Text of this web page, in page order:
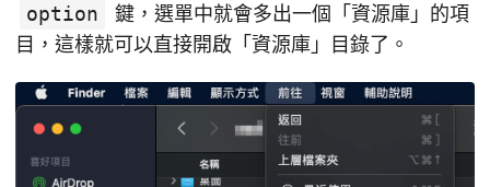
option
鍵，選單中就會多出一個「資源庫」的項
目，這樣就可以直接開啟「資源庫」目錄了。